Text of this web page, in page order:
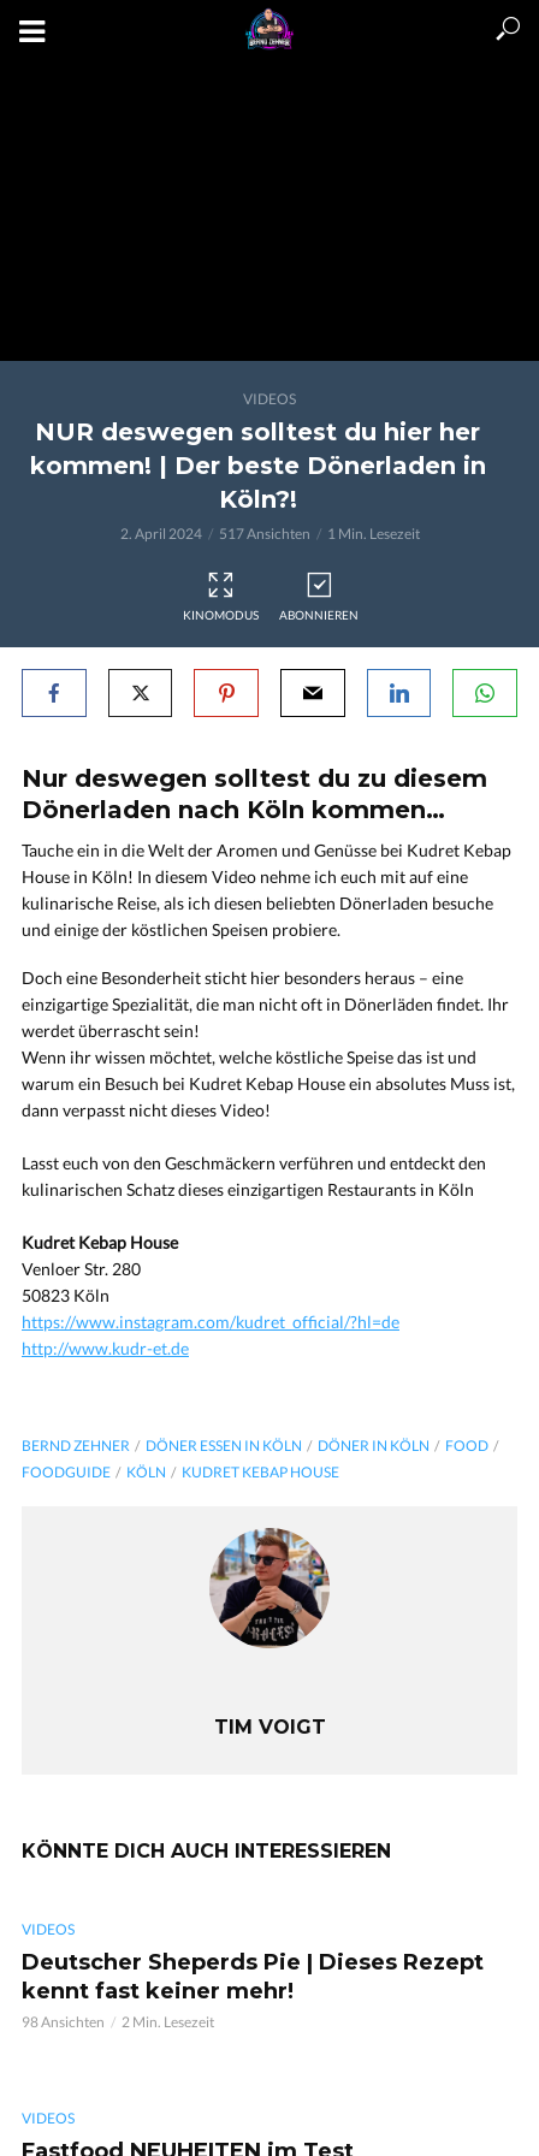
VIDEOS
NUR deswegen solltest du hier her
kommen! | Der beste Dönerladen in
Köln?!
2. April 2024 517 Ansichten 1 Min. Lesezeit
KINOMODUS ABONNIEREN
Nur deswegen solltest du zu diesem
Dönerladen nach Köln kommen…
Tauche ein in die Welt der Aromen und Genüsse bei Kudret Kebap
House in Köln! In diesem Video nehme ich euch mit auf eine
kulinarische Reise, als ich diesen beliebten Dönerladen besuche
und einige der köstlichen Speisen probiere.
Doch eine Besonderheit sticht hier besonders heraus – eine
einzigartige Spezialität, die man nicht oft in Dönerläden findet. Ihr
werdet überrascht sein!
Wenn ihr wissen möchtet, welche köstliche Speise das ist und
warum ein Besuch bei Kudret Kebap House ein absolutes Muss ist,
dann verpasst nicht dieses Video!
Lasst euch von den Geschmäckern verführen und entdeckt den
kulinarischen Schatz dieses einzigartigen Restaurants in Köln
Kudret Kebap House
Venloer Str. 280
50823 Köln
https://www.instagram.com/kudret_official/?hl=de
http://www.kudr-et.de
BERND ZEHNER DÖNER ESSEN IN KÖLN DÖNER IN KÖLN
FOOD
FOODGUIDE
KÖLN KUDRET KEBAP HOUSE
TIM VOIGT
KÖNNTE DICH AUCH INTERESSIEREN
VIDEOS
Deutscher Sheperds Pie | Dieses Rezept
kennt fast keiner mehr!
98 Ansichten 2 Min. Lesezeit
VIDEOS